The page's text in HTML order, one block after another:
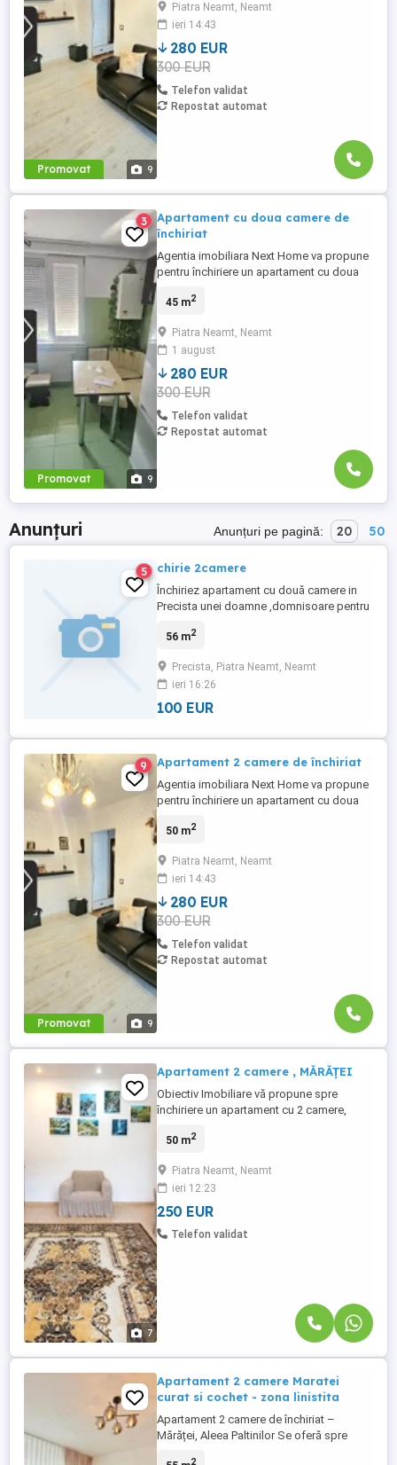
Promovat 9
pompieri, se închiriază mobilat și utilat.
Pentru mai multe detalii va așteptăm la
sediul agenției ...
Piatra Neamt, Neamt
ieri 14:43
280 EUR
300 EUR
Telefon validat
Repostat automat
Promovat 9
3
Apartament cu doua camere de
închiriat
Agentia imobiliara Next Home va propune
pentru închiriere un apartament cu doua
nr.2. Este mobilat si utilat, se poate viziona
detalii va așteptăm la sediul agenției
imobiliare Next Home situat în Piatra
Neamț str Mihai ...
45 m2
Piatra Neamt, Neamt
1 august
280 EUR
300 EUR
Telefon validat
Repostat automat
Anunțuri Anunțuri pe pagină: 20 50
5 chirie 2camere
Închiriez apartament cu două camere in
Precista unei doamne ,domnisoare pentru
56 m2
Precista, Piatra Neamt, Neamt
ieri 16:26
100 EUR
Promovat 9
9 Apartament 2 camere de închiriat
Agentia imobiliara Next Home va propune
pentru închiriere un apartament cu doua
ultracentrala Este situat la etajul 3, balcon
pompieri, se închiriază mobilat și utilat.
Pentru mai multe detalii va așteptăm la
sediul agenției ...
50 m2
Piatra Neamt, Neamt
ieri 14:43
280 EUR
300 EUR
Telefon validat
Repostat automat
7
Apartament 2 camere , MǍRǍȚEI
Obiectiv Imobiliare vă propune spre
închiriere un apartament cu 2 camere,
din cartierul Mărăței, Piatra-Neamț. La
chirie; o lună de chirie drept garanție;
comisionul agenției: 50% din valoarea
chiriei pentru o lună ...
50 m2
Piatra Neamt, Neamt
ieri 12:23
250 EUR
Telefon validat
Apartament 2 camere Maratei
curat si cochet - zona linistita
Apartament 2 camere de închiriat –
Mărăței, Aleea Paltinilor Se oferă spre
2